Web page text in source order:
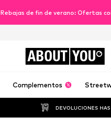
Rebajas de fin de verano: Ofertas
ABOUT YOU
Complementos
DEVOLUCIONES